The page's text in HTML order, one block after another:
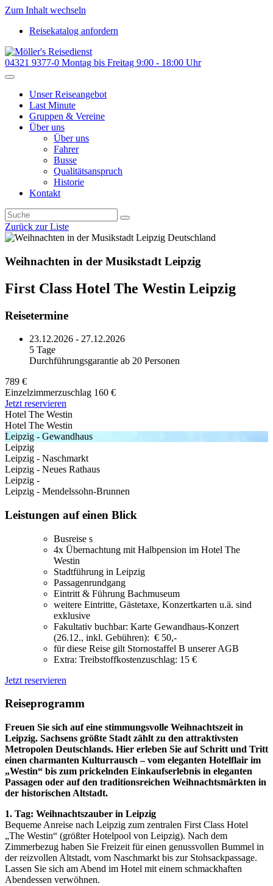
Zum Inhalt wechseln
Reisekatalog anfordern
04321 9377-0 Montag bis Freitag 9:00 - 18:00 Uhr
Unser Reiseangebot
Last Minute
Gruppen & Vereine
Über uns
Über uns
Fahrer
Busse
Qualitätsanspruch
Historie
Kontakt
Zurück zur Liste
Deutschland
Weihnachten in der Musikstadt Leipzig
First Class Hotel The Westin Leipzig
Reisetermine
23.12.2026 - 27.12.2026
5 Tage
Durchführungsgarantie ab 20 Personen
789 €
Einzelzimmerzuschlag 160 €
Jetzt reservieren
Hotel The Westin
Hotel The Westin
Leipzig - Gewandhaus
Leipzig
Leipzig - Naschmarkt
Leipzig - Neues Rathaus
Leipzig -
Leipzig - Mendelssohn-Brunnen
Leistungen auf einen Blick
Busreise s
4x Übernachtung mit Halbpension im Hotel The
Westin
Stadtführung in Leipzig
Passagenrundgang
Eintritt & Führung Bachmuseum
weitere Eintritte, Gästetaxe, Konzertkarten u.ä. sind
exklusive
Fakultativ buchbar: Karte Gewandhaus-Konzert
(26.12., inkl. Gebühren): € 50,-
für diese Reise gilt Stornostaffel B unserer AGB
Extra: Treibstoffkostenzuschlag: 15 €
Jetzt reservieren
Reiseprogramm
Freuen Sie sich auf eine stimmungsvolle Weihnachtszeit in
Leipzig. Sachsens größte Stadt zählt zu den attraktivsten
Metropolen Deutschlands. Hier erleben Sie auf Schritt und Tritt
einen charmanten Kulturrausch – vom eleganten Hotelflair im
„Westin“ bis zum prickelnden Einkaufserlebnis in eleganten
Passagen oder auf den traditionsreichen Weihnachtsmärkten in
der historischen Altstadt.
1. Tag: Weihnachtszauber in Leipzig
Bequeme Anreise nach Leipzig zum zentralen First Class Hotel
„The Westin“ (größter Hotelpool von Leipzig). Nach dem
Zimmerbezug haben Sie Freizeit für einen genussvollen Bummel in
der reizvollen Altstadt, vom Naschmarkt bis zur Stohsackpassage.
Lassen Sie sich am Abend im Hotel mit einem schmackhaften
Abendessen verwöhnen.